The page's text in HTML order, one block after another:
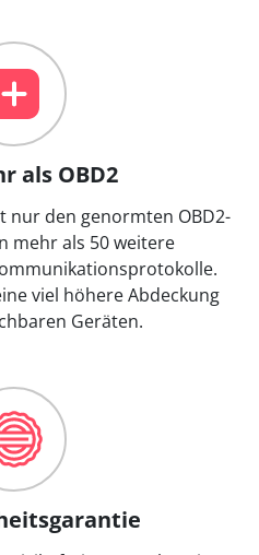
als OBD2
den genormten OBD2-
mehr als 50 weitere
viel höhere Abdeckung
Geräten.